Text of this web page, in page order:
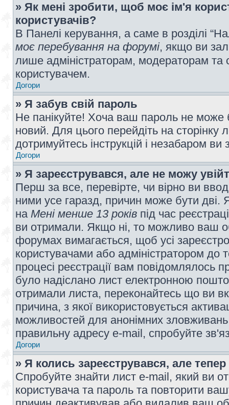
» Як мені зробити, щоб моє ім'я
користувачів?
В Панелі керування, а саме в розділі
моє перебування на форумі, якщо ви
лише адміністраторам, модераторам
користувачем.
Догори
» Я забув свій пароль
Не панікуйте! Хоча ваш пароль не може
новий. Для цього перейдіть на сторінку
дотримуйтесь інструкцій і незабаром
Догори
» Я зареєструвався, але не можу
Перш за все, перевірте, чи вірно ви
ними усе гаразд, причин може бути дві.
на Мені менше 13 років під час
ви отримали. Якщо ні, то можливо ваш
форумах вимагається, щоб усі
користувачами або адміністратором до
процесі реєстрації вам повідомлялось
було надіслано лист електронною
отримали листа, переконайтесь що ви
причина, з якої використовується
можливостей для анонімних
правильну адресу e-mail, спробуйте
Догори
» Я колись зареєструвався, але
Спробуйте знайти лист e-mail, який ви
користувача та пароль та повторити